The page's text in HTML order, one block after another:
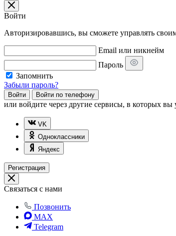
Войти
Авторизировавшись, вы сможете управлять
Email или никнейм
Пароль
Запомнить
Забыли пароль?
Войти Войти по телефону
или войдите через другие сервисы, в которых вы
VK
Одноклассники
Яндекс
Регистрация
Связаться с нами
Позвонить
MAX
Telegram